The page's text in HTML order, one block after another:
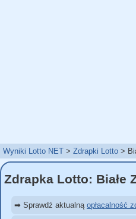
Wyniki Lotto NET Zdrapki Lotto
Zdrapka Lotto: Białe
➡ Sprawdź aktualną opłacalność